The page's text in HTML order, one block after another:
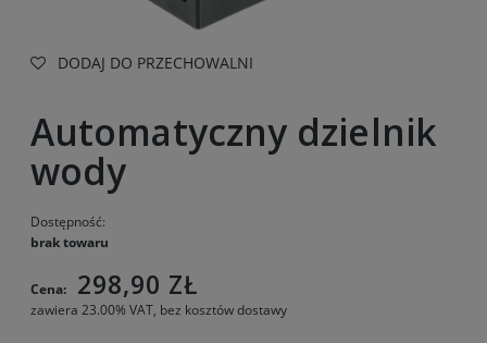
DODAJ DO PRZECHOWALNI
Automatyczny dzielnik
wody
Dostępność:
brak towaru
Cena: 298,90 ZŁ
zawiera 23.00% VAT, bez kosztów dostawy